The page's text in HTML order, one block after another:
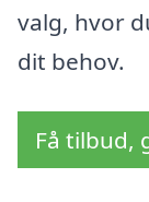
valg, hvor
dit behov.
Få tilbud,